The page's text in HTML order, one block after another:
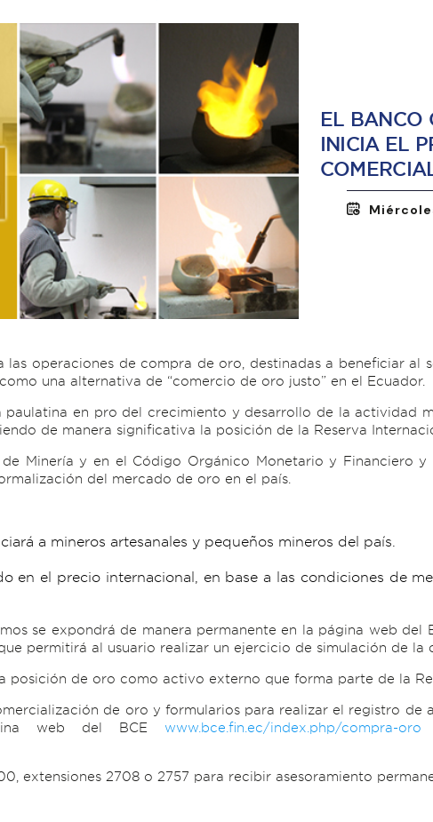
EL BANCO
INICIA EL
las operaciones de compra de oro, destinadas a beneficiar al
una alternativa de “comercio de oro justo” en el Ecuador.
paulatina en pro del crecimiento y desarrollo de la actividad
de manera significativa la posición de la Reserva
Minería y en el Código Orgánico Monetario y Financiero
del mercado de oro en el país.
a mineros artesanales y pequeños mineros del país.
en el precio internacional, en base a las condiciones de
se expondrá de manera permanente en la página web del
permitirá al usuario realizar un ejercicio de simulación de la
posición de oro como activo externo que forma parte de la
de oro y formularios para realizar el registro de
web del BCEwww.bce.fin.ec/index.php/compra-oro
extensiones 2708 o 2757 para recibir asesoramiento